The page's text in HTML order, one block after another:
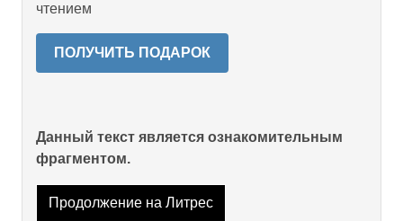
чтением
ПОЛУЧИТЬ ПОДАРОК
Данный текст является ознакомительным
фрагментом.
Продолжение на Литрес